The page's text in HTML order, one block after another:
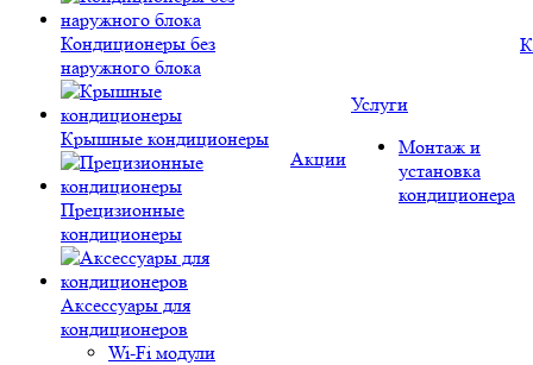
Кондиционеры без
наружного блока
Крышные кондиционеры
Прецизионные
кондиционеры
Аксессуары для
кондиционеров
Wi-Fi модули
Акции
Услуги
Монтаж и
установка
кондиционера